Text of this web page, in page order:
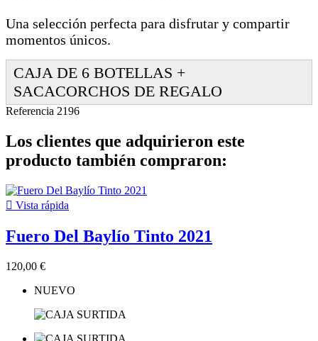
Una selección perfecta para disfrutar y compartir
momentos únicos.
CAJA DE 6 BOTELLAS +
SACACORCHOS DE REGALO
Referencia 2196
Los clientes que adquirieron este
producto también compraron:
 Vista rápida
Fuero Del Baylío Tinto 2021
120,00 €
NUEVO